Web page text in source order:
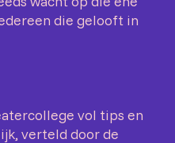
die gelooft in
vol tips en
verteld door de